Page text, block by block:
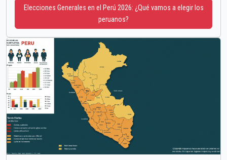
Elecciones Generales en el Perú 2026: ¿Qué vamos a elegir los
peruanos?